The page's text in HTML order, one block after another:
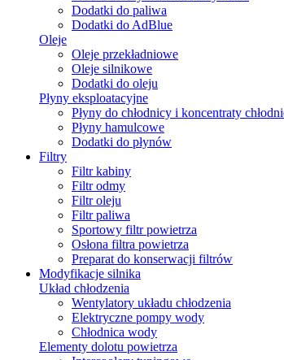
Dodatki do paliwa
Dodatki do AdBlue
Oleje
Oleje przekładniowe
Oleje silnikowe
Dodatki do oleju
Płyny eksploatacyjne
Płyny do chłodnicy i koncentraty
Płyny hamulcowe
Dodatki do płynów
Filtry
Filtr kabiny
Filtr odmy
Filtr oleju
Filtr paliwa
Sportowy filtr powietrza
Osłona filtra powietrza
Preparat do konserwacji filtrów
Modyfikacje silnika
Układ chłodzenia
Wentylatory układu chłodzenia
Elektryczne pompy wody
Chłodnica wody
Elementy dolotu powietrza